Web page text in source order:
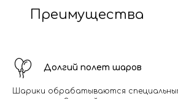
Преимущества
Долгий полет шаров
Шарики обрабатываются